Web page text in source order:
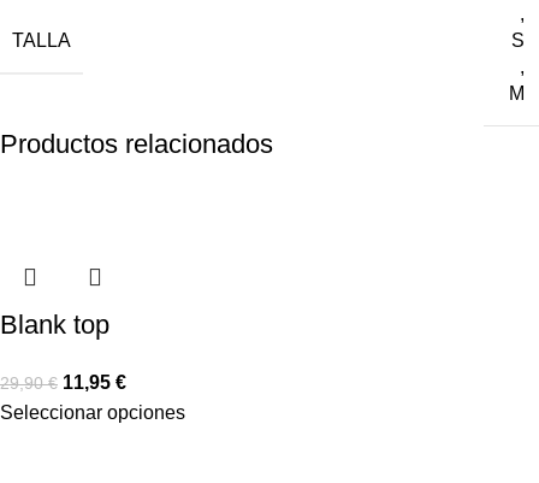
TALLA
,
S
,
M
Productos relacionados
-60%
Blank top
29,90€ 11,95 €
Seleccionar opciones
-60%
-60%
-60%
-60%
-60%
-60%
-60%